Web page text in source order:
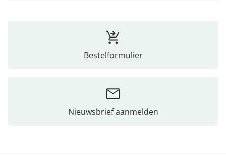
Bestelformulier
Nieuwsbrief aanmelden